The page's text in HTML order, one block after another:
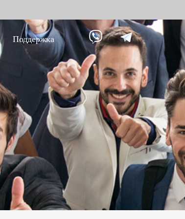
против
Умный дом
Видеодомофон
Больше>>
Биометрические
Поддержка